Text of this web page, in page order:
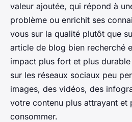
valeur ajoutée, qui répond à
problème ou enrichit ses
vous sur la qualité plutôt que
article de blog bien recherché
impact plus fort et plus durable
sur les réseaux sociaux peu
images, des vidéos, des
votre contenu plus attrayant et
consommer.